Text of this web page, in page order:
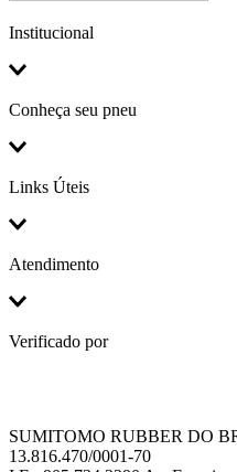
Institucional
Conheça seu pneu
Links Úteis
Atendimento
Verificado por
SUMITOMO RUBBER DO
13.816.470/0001-70